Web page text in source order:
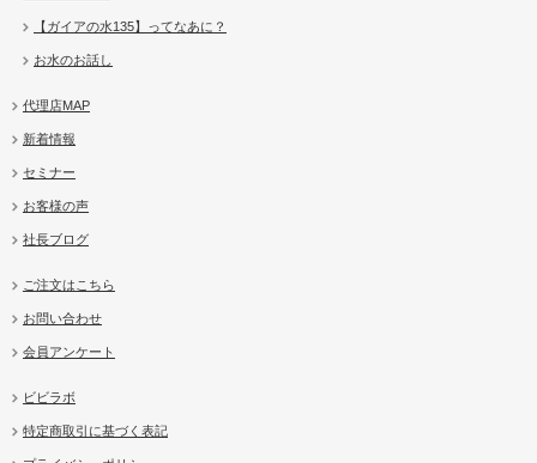
【ガイアの水135】ってなあに？
お水のお話し
代理店MAP
新着情報
セミナー
お客様の声
社長ブログ
ご注文はこちら
お問い合わせ
会員アンケート
ビビラボ
特定商取引に基づく表記